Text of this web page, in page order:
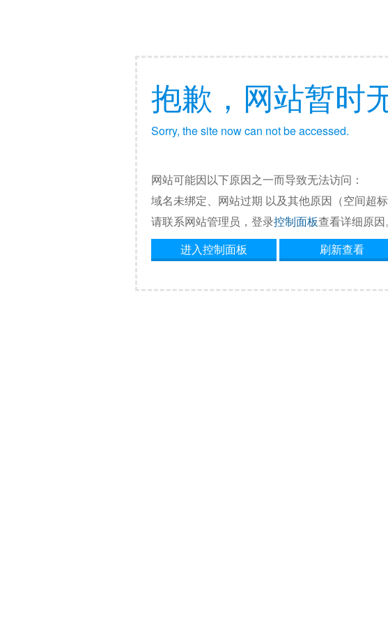
抱歉，网站暂时
Sorry, the site now can not be accessed.
网站可能因以下原因之一而导致无法访问：
域名未绑定、网站过期 以及其他原因（空间超
请联系网站管理员，登录控制面板查看详细原因。
进入控制面板
刷新查看